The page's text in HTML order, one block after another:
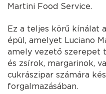
Martini Food Service.
Ez a teljes körű kínálat
épül, amelyet Luciano
amely vezető szerepet
és zsírok, margarinok,
cukrászipar számára
forgalmazásában.